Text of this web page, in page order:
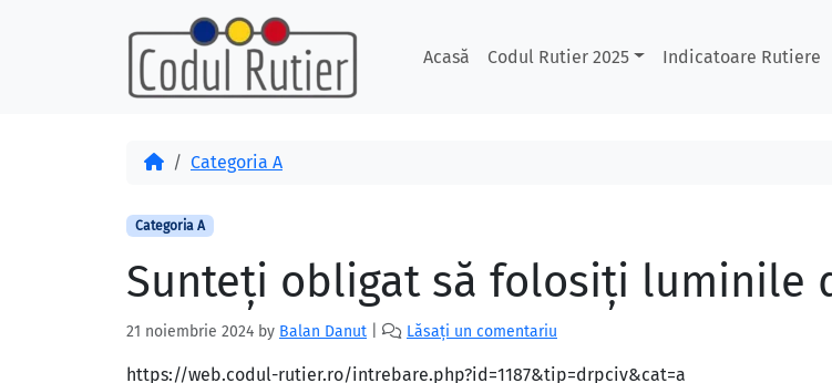
Acasă Codul Rutier 2025 Indicatoare Rutiere
AcasăCategoria A
Categoria A
Sunteţi obligat să folosiţi luminile
21 noiembrie 2024 by Balan Danut Lăsați un comentariu
https://web.codul-rutier.ro/intrebare.php?id=1187&tip=drpciv&cat=a